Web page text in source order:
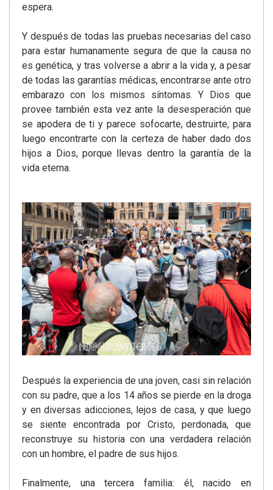
espera.
Y después de todas las pruebas necesarias del caso
para estar humanamente segura de que la causa no
es genética, y tras volverse a abrir a la vida y, a pesar
de todas las garantías médicas, encontrarse ante otro
embarazo con los mismos síntomas. Y Dios que
provee también esta vez ante la desesperación que
se apodera de ti y parece sofocarte, destruirte, para
luego encontrarte con la certeza de haber dado dos
hijos a Dios, porque llevas dentro la garantía de la
vida eterna.
Después la experiencia de una joven, casi sin relación
con su padre, que a los 14 años se pierde en la droga
y en diversas adicciones, lejos de casa, y que luego
se siente encontrada por Cristo, perdonada, que
reconstruye su historia con una verdadera relación
con un hombre, el padre de sus hijos.
Finalmente, una tercera familia: él, nacido en